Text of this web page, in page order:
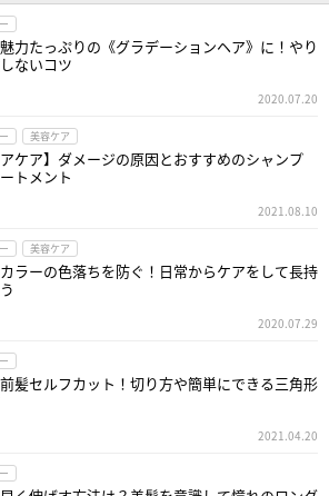
力たっぷりの《グラデーションヘア》に！やり
ないコツ
2020.07.20
美容ケア
アケア】ダメージの原因とおすすめのシャンプ
トメント
2021.08.10
美容ケア
ラーの色落ちを防ぐ！日常からケアをして長持
2020.07.29
前髪セルフカット！切り方や簡単にできる三角形
2021.04.20